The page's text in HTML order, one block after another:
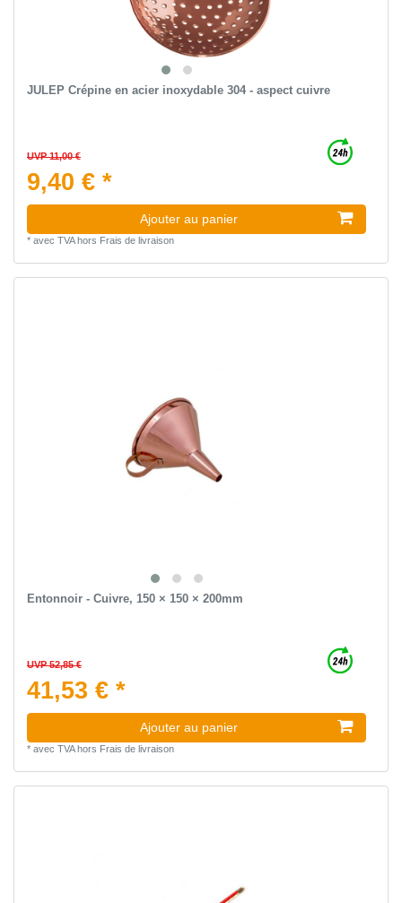
JULEP Crépine en acier inoxydable 304 - aspect cuivre
UVP 11,00 €
9,40 € *
Ajouter au panier
* avec TVAhors Frais de livraison
Entonnoir - Cuivre, 150 × 150 × 200mm
UVP 52,85 €
41,53 € *
Ajouter au panier
* avec TVAhors Frais de livraison